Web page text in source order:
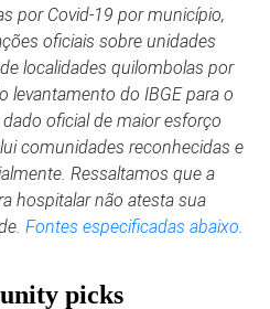
por Covid-19 por município,
oficiais sobre unidades
localidades quilombolas por
levantamento do IBGE para o
oficial de maior esforço
comunidades reconhecidas e
Ressaltamos que a
hospitalar não atesta sua
Fontes especificadas abaixo.